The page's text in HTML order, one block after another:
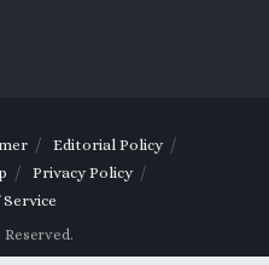
Editorial Policy
Privacy Policy
Reserved.